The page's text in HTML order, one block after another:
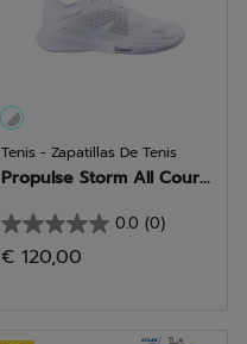
Tenis - Zapatillas De Tenis
Propulse Storm All Cour...
0.0 (0)
0.0
de
€ 120,00